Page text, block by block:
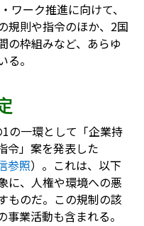
ワーク推進に向けて、
規則や指令のほか、2国
の枠組みなど、あらゆ
。
の一環として「企業持
令」案を発表した
参照）。これは、以下
に、人権や環境への悪
ものだ。この規制の該
業活動も含まれる。